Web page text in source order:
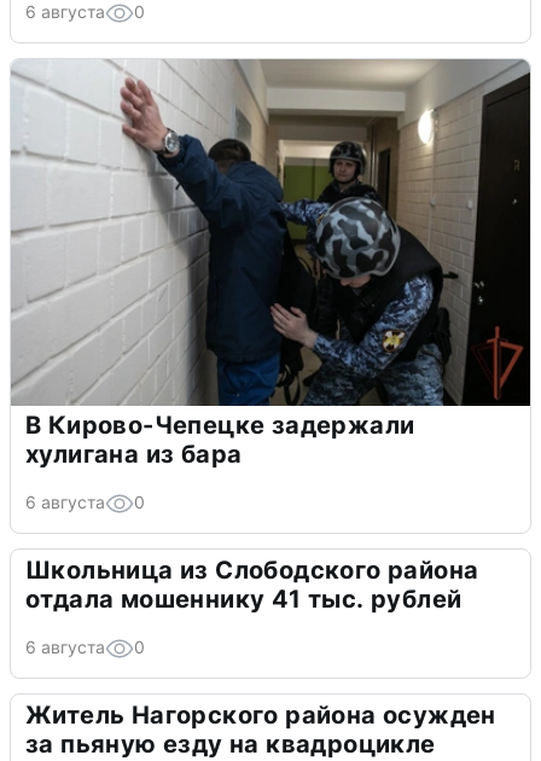
6 августа 0
В Кирово-Чепецке задержали
хулигана из бара
6 августа 0
Школьница из Слободского района
отдала мошеннику 41 тыс. рублей
6 августа 0
Житель Нагорского района осужден
за пьяную езду на квадроцикле